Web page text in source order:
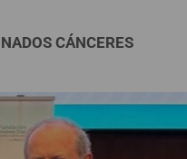
CÁNCERES